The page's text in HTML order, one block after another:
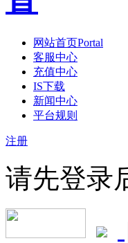
网站首页Portal
客服中心
充值中心
IS下载
新闻中心
平台规则
注册
请先登录